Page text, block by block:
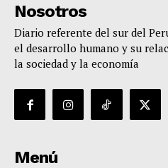
Nosotros
Diario referente del sur del
el desarrollo humano y su
la sociedad y la economía
Menú